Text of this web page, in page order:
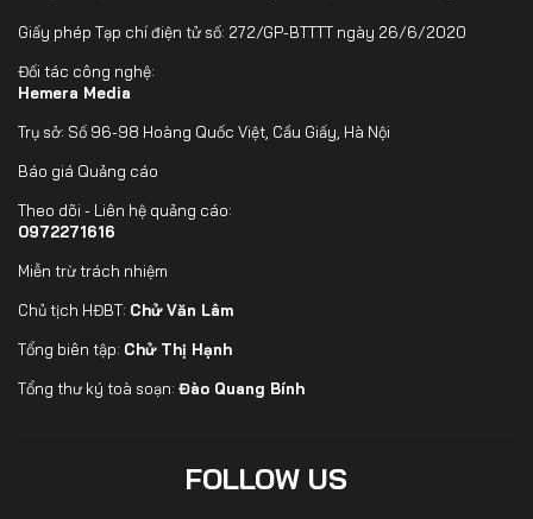
Giấy phép Tạp chí điện tử số: 272/GP-BTTTT ngày 26/6/2020
Đối tác công nghệ:
Hemera Media
Trụ sở: Số 96-98 Hoàng Quốc Việt, Cầu Giấy, Hà Nội
Báo giá Quảng cáo
Theo dõi - Liên hệ quảng cáo:
0972271616
Miễn trừ trách nhiệm
Chủ tịch HĐBT: Chử Văn Lâm
Tổng biên tập: Chử Thị Hạnh
Tổng thư ký toà soạn: Đào Quang Bính
FOLLOW US